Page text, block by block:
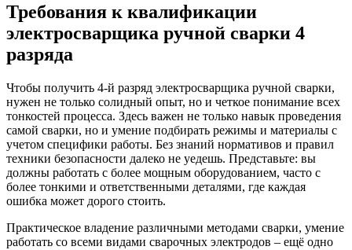
Требования к квалификации
электросварщика ручной сварки 4
разряда
Чтобы получить 4-й разряд электросварщика ручной сварки,
нужен не только солидный опыт, но и четкое понимание всех
тонкостей процесса. Здесь важен не только навык проведения
самой сварки, но и умение подбирать режимы и материалы с
учетом специфики работы. Без знаний нормативов и правил
техники безопасности далеко не уедешь. Представьте: вы
должны работать с более мощным оборудованием, часто с
более тонкими и ответственными деталями, где каждая
ошибка может дорого стоить.
Практическое владение различными методами сварки, умение
работать со всеми видами сварочных электродов – ещё одно